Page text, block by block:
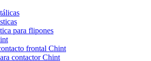
para flipones
frontal Chint
contactor Chint